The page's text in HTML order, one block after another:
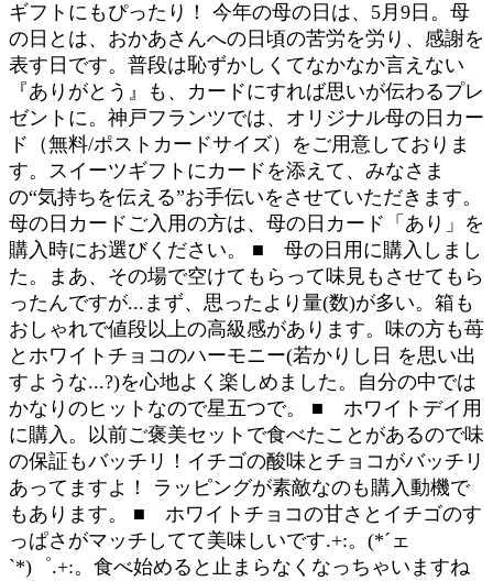
ギフトにもぴったり！ 今年の母の日は、5月9日。母
の日とは、おかあさんへの日頃の苦労を労り、感謝を
表す日です。普段は恥ずかしくてなかなか言えない
『ありがとう』も、カードにすれば思いが伝わるプレ
ゼントに。神戸フランツでは、オリジナル母の日カー
ド（無料/ポストカードサイズ）をご用意しておりま
す。スイーツギフトにカードを添えて、みなさま
の“気持ちを伝える”お手伝いをさせていただきます。
母の日カードご入用の方は、母の日カード「あり」を
購入時にお選びください。 ■ 母の日用に購入しまし
た。まあ、その場で空けてもらって味見もさせてもら
ったんですが...まず、思ったより量(数)が多い。箱も
おしゃれで値段以上の高級感があります。味の方も苺
とホワイトチョコのハーモニー(若かりし日 を思い出
すような...?)を心地よく楽しめました。自分の中では
かなりのヒットなので星五つで。 ■ ホワイトデイ用
に購入。以前ご褒美セットで食べたことがあるので味
の保証もバッチリ！イチゴの酸味とチョコがバッチリ
あってますよ！ ラッピングが素敵なのも購入動機で
もあります。 ■ ホワイトチョコの甘さとイチゴのす
っぱさがマッチしてて美味しいです.+:。(*´ェ
`*)゜.+:。食べ始めると止まらなくなっちゃいますね